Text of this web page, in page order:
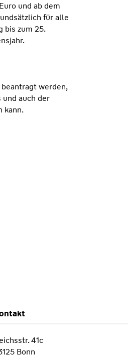
und ab dem
für alle
bis zum 25.
werden,
auch der
kann.
41c
Bonn